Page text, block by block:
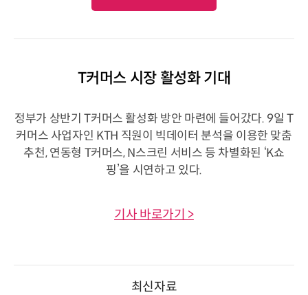
T커머스 시장 활성화 기대
정부가 상반기 T커머스 활성화 방안 마련에 들어갔다. 9일 T
커머스 사업자인 KTH 직원이 빅데이터 분석을 이용한 맞춤
추천, 연동형 T커머스, N스크린 서비스 등 차별화된 ‘K쇼
핑’을 시연하고 있다.
기사 바로가기 >
최신자료